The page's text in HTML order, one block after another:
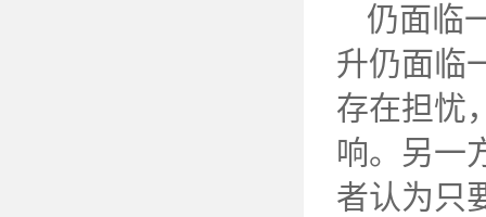
仍面临
升仍面临
存在担忧
响。另一
者认为只